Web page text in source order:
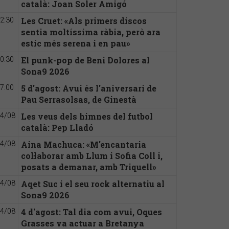
català: Joan Soler Amigó
Les Cruet: «Als primers discos
sentia moltíssima ràbia, però ara
estic més serena i en pau»
El punk-pop de Beni Dolores al
Sona9 2026
5 d'agost: Avui és l'aniversari de
Pau Serrasolsas, de Ginestà
08
Les veus dels himnes del futbol
català: Pep Lladó
08
Aina Machuca: «M'encantaria
col·laborar amb Llum i Sofia Coll i,
posats a demanar, amb Triquell»
08
Aqet Suc i el seu rock alternatiu al
Sona9 2026
08
4 d'agost: Tal dia com avui, Oques
Grasses va actuar a Bretanya